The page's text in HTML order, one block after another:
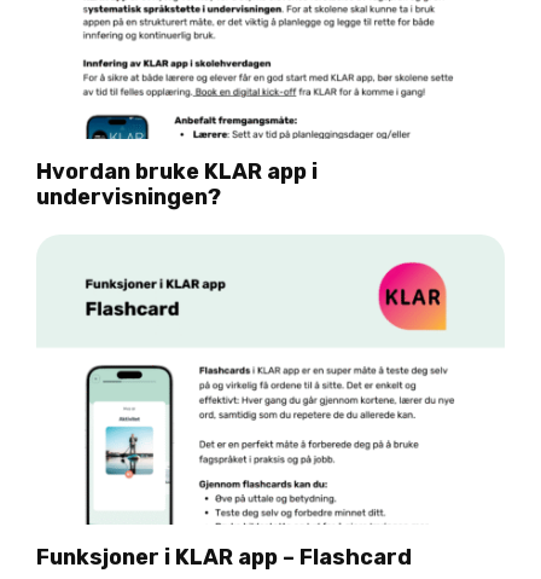
Hvordan bruke KLAR app i
undervisningen?
Funksjoner i KLAR app – Flashcard